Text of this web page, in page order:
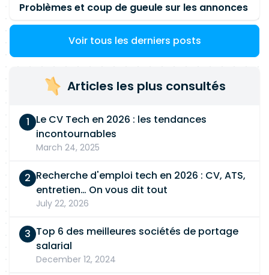
Problèmes et coup de gueule sur les annonces
Voir tous les derniers posts
Articles les plus consultés
Le CV Tech en 2026 : les tendances
incontournables
March 24, 2025
Recherche d'emploi tech en 2026 : CV, ATS,
entretien… On vous dit tout
July 22, 2026
Top 6 des meilleures sociétés de portage
salarial
December 12, 2024